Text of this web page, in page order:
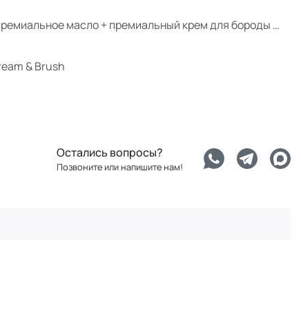
Подарочный набор (премиальное масло + премиальный крем для бороды и усов)
& Brush
Остались вопросы?
Позвоните или напишите нам!